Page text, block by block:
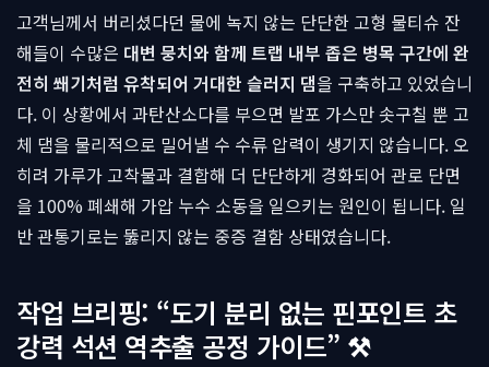
고객님께서 버리셨다던 물에 녹지 않는 단단한 고형 물티슈 잔
해들이 수많은 대변 뭉치와 함께 트랩 내부 좁은 병목 구간에 완
전히 쐐기처럼 유착되어 거대한 슬러지 댐을 구축하고 있었습니
다. 이 상황에서 과탄산소다를 부으면 발포 가스만 솟구칠 뿐 고
체 댐을 물리적으로 밀어낼 수 수류 압력이 생기지 않습니다. 오
히려 가루가 고착물과 결합해 더 단단하게 경화되어 관로 단면
을 100% 폐쇄해 가압 누수 소동을 일으키는 원인이 됩니다. 일
반 관통기로는 뚫리지 않는 중증 결함 상태였습니다.
작업 브리핑: “도기 분리 없는 핀포인트 초
강력 석션 역추출 공정 가이드” ⚒